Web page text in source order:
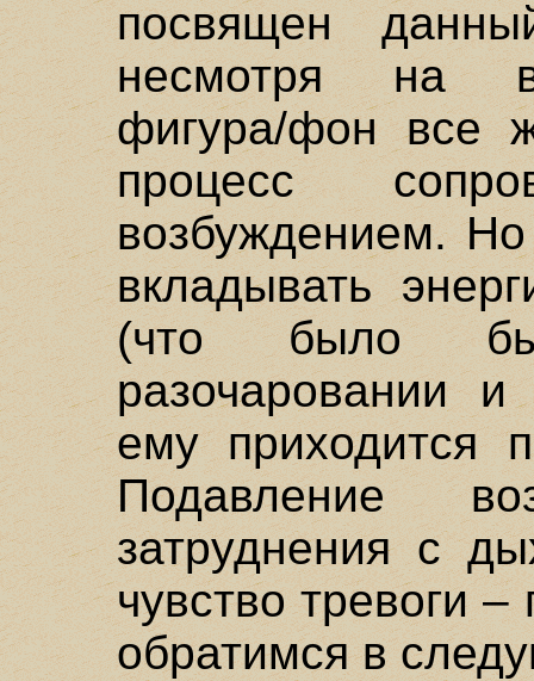
посвящен
несмотря на
фигура/фон все
процесс
возбуждением.
вкладывать
(что было
разочаровании и
ему приходится
Подавление
затруднения с
чувство тревоги
обратимся в